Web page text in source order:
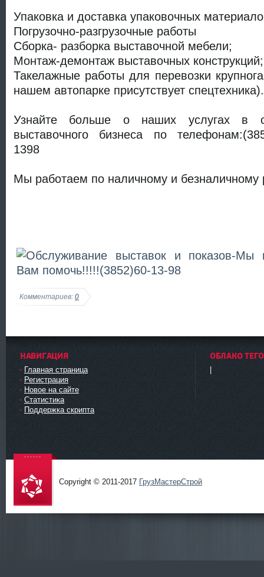
Упаковка и доставка упаковочных
Погрузочно-разгрузочные работы
Сборка- разборка выставочной мебели;
Монтаж-демонтаж выставочных конструкций;
Такелажные работы для перевозки
нашем автопарке присутствует спецтехника).
Узнайте больше о наших услугах в
выставочного бизнеса по
1398
Мы работаем по наличному и безналичному
Комментариев: 0
НАВИГАЦИЯ
Главная страница
Регистрация
Новое на сайте
Статистика
Поддержка скрипта
ОБЛАКО
ГрузМаст
Copyright © 2011-2017 ГрузМастерСтрой